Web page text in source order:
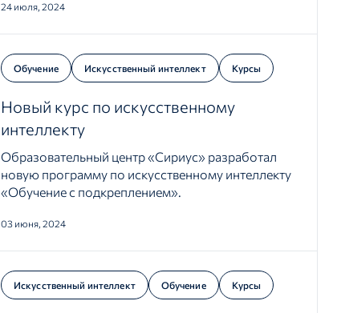
24 июля, 2024
Обучение Искусственный интеллект Курсы
Новый курс по искусственному
интеллекту
Образовательный центр «Сириус» разработал
новую программу по искусственному интеллекту
«Обучение с подкреплением».
03 июня, 2024
Искусственный интеллект Обучение Курсы